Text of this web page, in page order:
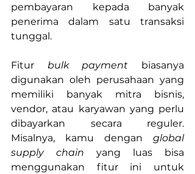
pembayaran kepada banyak
penerima dalam satu transaksi
tunggal.
Fitur bulk payment biasanya
digunakan oleh perusahaan yang
memiliki banyak mitra bisnis,
vendor, atau karyawan yang perlu
dibayarkan secara reguler.
Misalnya, kamu dengan global
supply chain yang luas bisa
menggunakan fitur ini untuk